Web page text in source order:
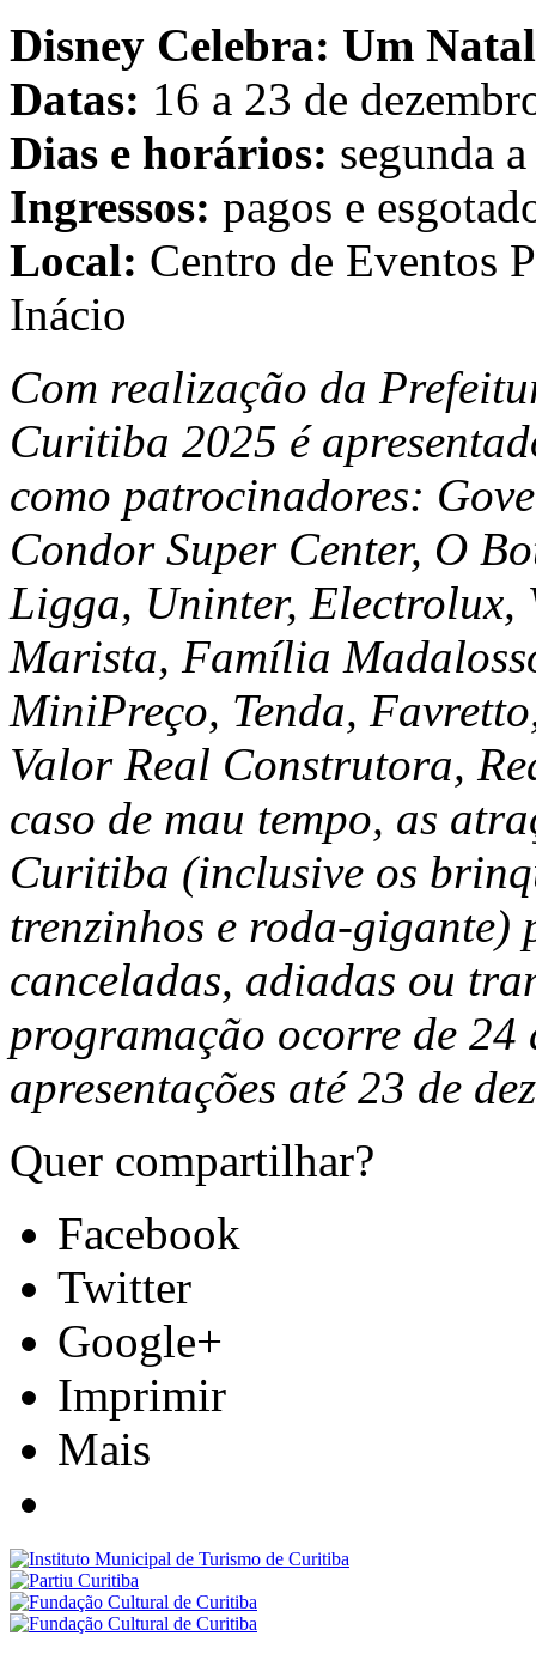
Disney Celebra: Um
Datas: 16 a 23 de
Dias e horários: segunda
Ingressos: pagos e
Local: Centro de Eventos
Inácio
Com realização da
Curitiba 2025 é
como patrocinadores:
Condor Super Center, O
Ligga, Uninter, Electrolux,
Marista, Família
MiniPreço, Tenda,
Valor Real Construtora,
caso de mau tempo, as
Curitiba (inclusive os
trenzinhos e roda-gigante)
canceladas, adiadas ou
programação ocorre de 24
apresentações até 23 de
Quer compartilhar?
Facebook
Twitter
Google+
Imprimir
Mais